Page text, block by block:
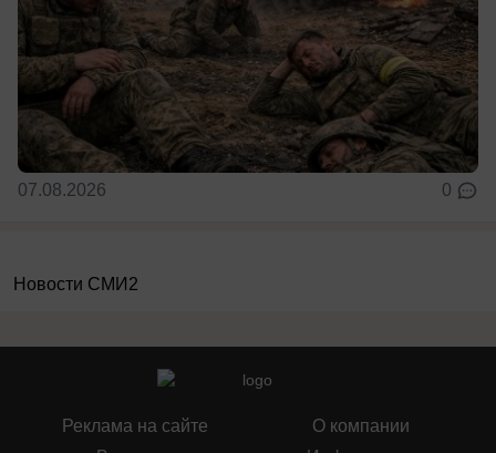
07.08.2026 0
Новости СМИ2
Реклама на сайте
О компании